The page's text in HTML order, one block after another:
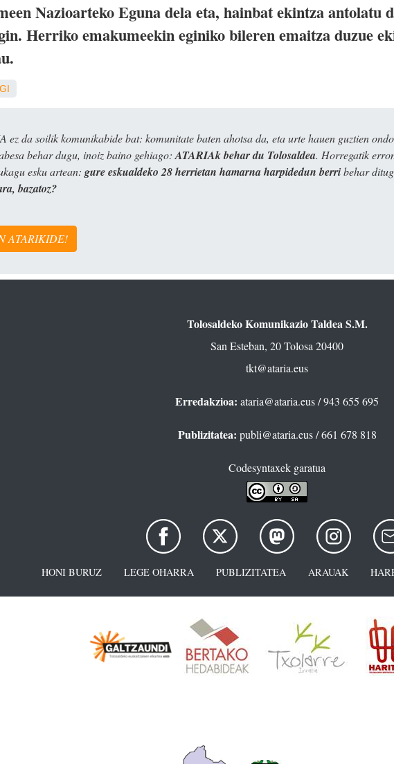
Nazioarteko Eguna dela eta, hainbat ekintza antolatu
Herriko emakumeekin eginiko bileren emaitza duzue
ez da soilik komunikabide bat: komunitate baten ahotsa da, eta urte hauen guztien
behar dugu, inoiz baino gehiago:ATARIAk behar du Tolosaldea. Horregatik
esku artean: gure eskualdeko 28 herrietan hamarna harpidedun berribehar
bazatoz?
ATARIKIDE!
Tolosaldeko Komunikazio Taldea S.M.
San Esteban, 20 Tolosa 20400
tkt@ataria.eus
Erredakzioa: ataria@ataria.eus/ 943 655 695
Publizitatea: publi@ataria.eus/ 661 678 818
Codesyntaxek garatua
HONI BURUZ LEGE OHARRA PUBLIZITATEA ARAUAK